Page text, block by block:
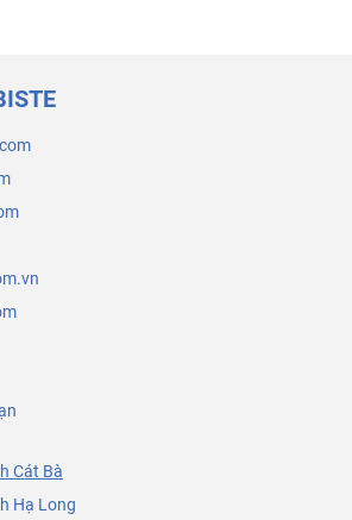
Cát Bà
Hạ Long